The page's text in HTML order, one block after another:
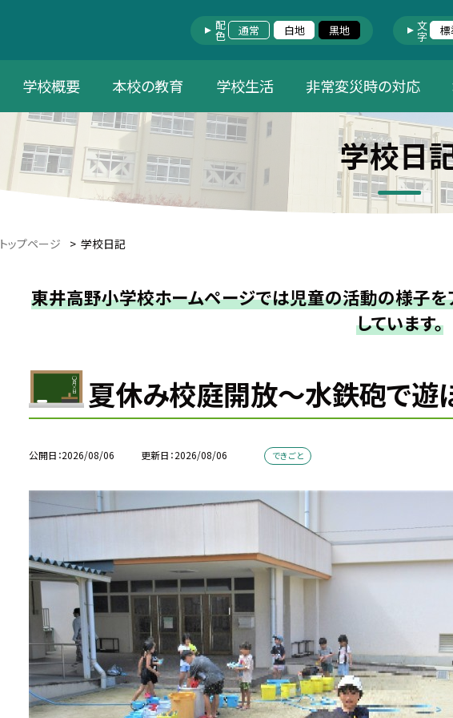
配色 通常 白地 黒地 文字
学校概要 本校の教育 学校生活 非常変災時の対応
学校日
トップページ > 学校日記
東井高野小学校ホームページでは児童の活動の様子を
しています。
夏休み校庭開放〜水鉄砲で遊
公開日 2026/08/06 更新日 2026/08/06 できごと